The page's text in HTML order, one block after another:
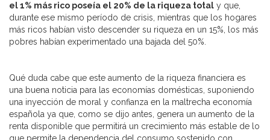
el 1% más rico poseía el 20% de la riqueza total y que,
durante ese mismo período de crisis, mientras que los hogares
más ricos habían visto descender su riqueza en un 15%, los más
pobres habían experimentado una bajada del 50%.
Qué duda cabe que este aumento de la riqueza financiera es
una buena noticia para las economías domésticas, suponiendo
una inyección de moral y confianza en la maltrecha economía
española ya que, como se dijo antes, genera un aumento de la
renta disponible que permitirá un crecimiento más estable de lo